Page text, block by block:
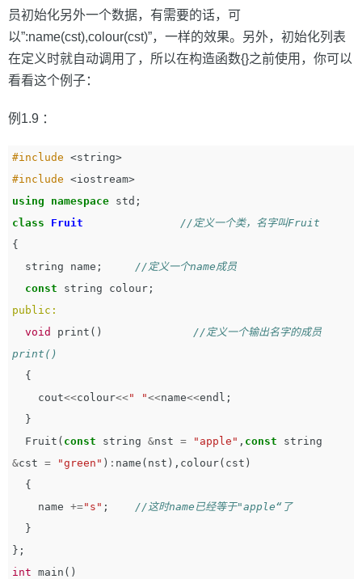
员初始化另外一个数据，有需要的话，可
以”:name(cst),colour(cst)”，一样的效果。另外，初始化列表
在定义时就自动调用了，所以在构造函数{}之前使用，你可以
看看这个例子：
例1.9 ：
#include <string>
#include <iostream>
using
namespace std ;
class
Fruit
//定义一个类，名字叫Fruit
{
string
name ;
//定义一个name成员
const
string colour ;
public:
void
print ()
//定义一个输出名字的成员
print()
{
cout<<colour<<" "<<name<<endl ;
}
Fruit ( const string &nst = "apple" , const
string
&cst = "green" ) : name ( nst ), colour( cst )
{
name +="s" ;
//这时name已经等于"apple“了
}
};
int main ()